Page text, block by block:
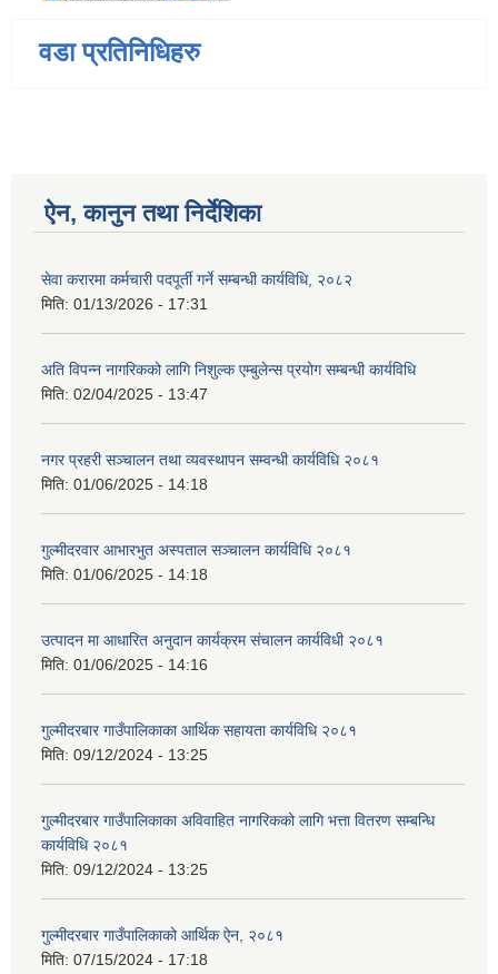
वडा प्रतिनिधिहरु
ऐन, कानुन तथा निर्देशिका
सेवा करारमा कर्मचारी पदपूर्ती गर्ने सम्बन्धी कार्यविधि, २०८२
मिति: 01/13/2026 - 17:31
अति विपन्न नागरिकको लागि निशुल्क एम्बुलेन्स प्रयोग सम्बन्धी कार्यविधि
मिति: 02/04/2025 - 13:47
नगर प्रहरी सञ्चालन तथा व्यवस्थापन सम्वन्धी कार्यविधि २०८१
मिति: 01/06/2025 - 14:18
गुल्मीदरवार आभारभुत अस्पताल सञ्चालन कार्यविधि २०८१
मिति: 01/06/2025 - 14:18
उत्पादन मा आधारित अनुदान कार्यक्रम संचालन कार्यविधी २०८१
मिति: 01/06/2025 - 14:16
गुल्मीदरबार गाउँपालिकाका आर्थिक सहायता कार्यविधि २०८१
मिति: 09/12/2024 - 13:25
गुल्मीदरबार गाउँपालिकाका अविवाहित नागरिकको लागि भत्ता वितरण सम्बन्धि
कार्यविधि २०८१
मिति: 09/12/2024 - 13:25
गुल्मीदरबार गाउँपालिकाको आर्थिक ऐन, २०८१
मिति: 07/15/2024 - 17:18